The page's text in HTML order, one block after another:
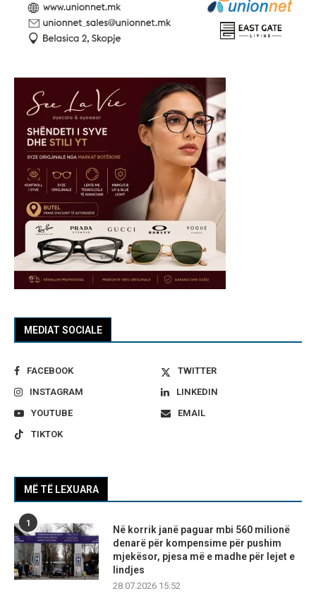
MEDIAT SOCIALE
FACEBOOK
TWITTER
INSTAGRAM
LINKEDIN
YOUTUBE
EMAIL
TIKTOK
MË TË LEXUARA
1
Në korrik janë paguar mbi 560 milionë
denarë për kompensime për pushim
mjekësor, pjesa më e madhe për lejet e
lindjes
28.07.2026 15:52